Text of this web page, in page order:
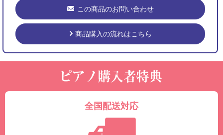
この商品のお問い合わせ
商品購入の流れはこちら
全国配送対応